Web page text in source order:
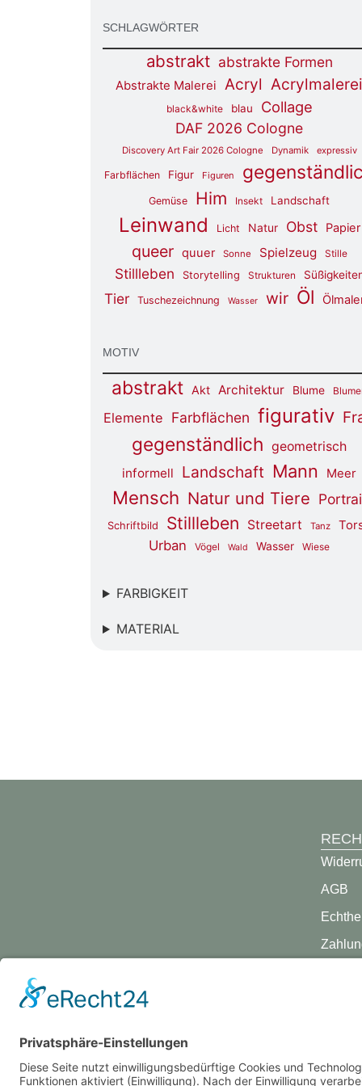
SCHLAGWÖRTER
abstrakt abstrakte Formen
Abstrakte Malerei Acryl
black&white blau Collage
DAF 2026 Cologne
Discovery Art Fair 2026 Cologne Dynamik expressiv
Farbflächen Figur Figuren
Gemüse Him Insekt Landschaft
Leinwand Licht Natur Obst Papier
queer quuer Sonne Spielzeug Stille
Stillleben Storytelling Strukturen
Tier Tuschezeichnung Wasser wir Öl
MOTIV
abstrakt Akt Architektur Blume
Elemente Farbflächen figurativ
gegenständlich geometrisch
informell
Landschaft Mann Meer
Mensch Natur und Tiere
Schriftbild Stillleben Streetart Tanz
Urban Vögel Wald Wasser Wiese
FARBIGKEIT
MATERIAL
AGB